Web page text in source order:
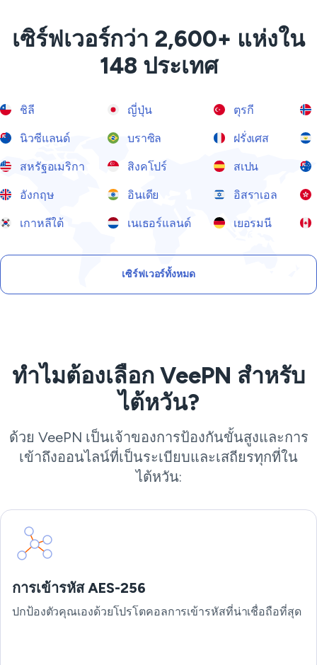
เซิร์ฟเวอร์กว่า 2,600+ แห่งใน
148 ประเทศ
ชิลี ญี่ปุ่น ตุรกี
นิวซีแลนด์ บราซิล ฝรั่งเศส
สหรัฐอเมริกา สิงคโปร์ สเปน
อังกฤษ อินเดีย อิสราเอล
เกาหลีใต้ เนเธอร์แลนด์ เยอรมนี
เซิร์ฟเวอร์ทั้งหมด
ทำไมต้องเลือก VeePN สำหรับ
ไต้หวัน?
ด้วย VeePN เป็นเจ้าของการป้องกันขั้นสูงและการ
เข้าถึงออนไลน์ที่เป็นระเบียบและเสถียรทุกที่ใน
ไต้หวัน:
การเข้ารหัส AES-256
ปกป้องตัวคุณเองด้วยโปรโตคอลการเข้ารหัสที่น่าเชื่อถือที่สุด